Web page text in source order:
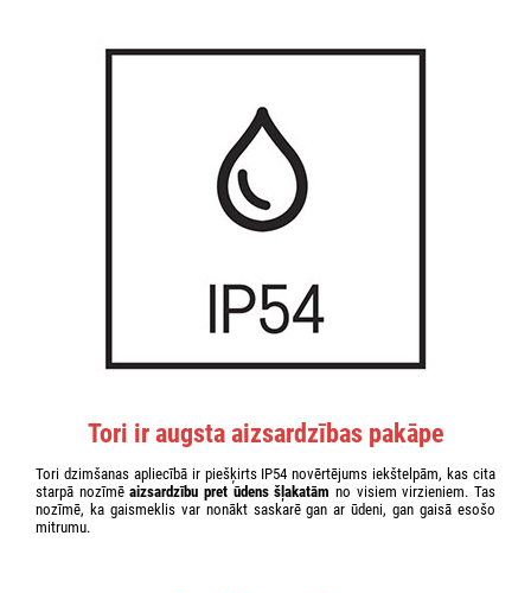
Tori ir augsta aizsardzības pakāpe
Tori dzimšanas apliecībā ir piešķirts IP54 novērtējums iekštelpām, kas cita
starpā nozīmēaizsardzību pret ūdens šļakatām no visiem virzieniem. Tas
nozīmē, ka gaismeklis var nonākt saskarē gan ar ūdeni, gan gaisā esošo
mitrumu.